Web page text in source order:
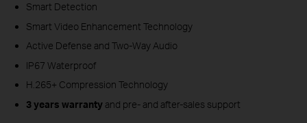
Smart Detection
Smart Video Enhancement Technology
Active Defense and Two-Way Audio
IP67 Waterproof
H.265+ Compression Technology
3 years warranty and pre- and after-sales support